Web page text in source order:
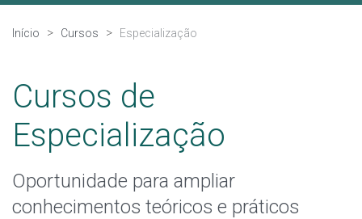
Técnicos Integrados
Técnicos Subsequentes
Qualificação Profissional e Idiomas
Graduação
Início Cursos Especialização
Cursos de
Especialização
Oportunidade para ampliar
conhecimentos teóricos e práticos